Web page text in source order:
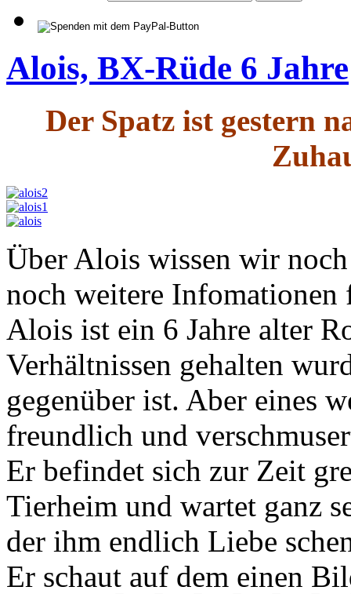
Alois, BX-Rüde 6 Jahre
Der Spatz ist gestern
Über Alois wissen wir
noch weitere Infomationen
Alois ist ein 6 Jahre alter
Verhältnissen gehalten
gegenüber ist. Aber eines
freundlich und
Er befindet sich zur Zeit
Tierheim und wartet ganz
der ihm endlich Liebe
Er schaut auf dem einen